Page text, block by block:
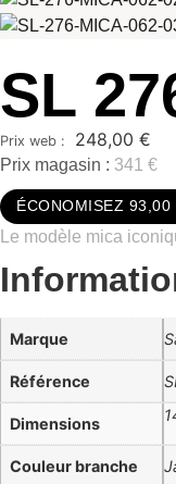
SL
248,00 €
Prix magasin : 341 €
ÉCONOMISEZ 93,00
Le modèle mica
Référence
Dimensions
Couleur branche
Marque